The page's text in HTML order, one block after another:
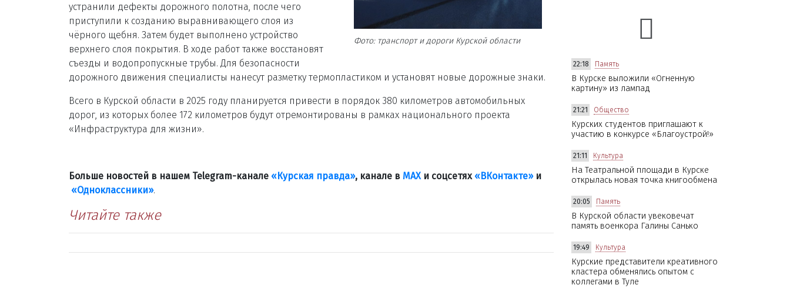
Фото: транспорт и дороги Курской области
устранили дефекты дорожного полотна, после чего
приступили к созданию выравнивающего слоя из
чёрного щебня. Затем будет выполнено устройство
верхнего слоя покрытия. В ходе работ также восстановят
съезды и водопропускные трубы. Для безопасности
дорожного движения специалисты нанесут разметку термопластиком и установят новые дорожные знаки.
Всего в Курской области в 2025 году планируется привести в порядок 380 километров автомобильных
дорог, из которых более 172 километров будут отремонтированы в рамках национального проекта
«Инфраструктура для жизни».
Больше новостей в нашем Telegram-канале «Курская правда», канале в МАХ и соцсетях «ВКонтакте»и
«Одноклассники».
Читайте также
22:18 Память
В Курске выложили «Огненную
картину» из лампад
21:21 Общество
Курских студентов приглашают к
участию в конкурсе «Благоустрой!»
21:11 Культура
На Театральной площади в Курске
открылась новая точка книгообмена
20:05 Память
В Курской области увековечат
память военкора Галины Санько
19:49 Культура
Курские представители креативного
кластера обменялись опытом с
коллегами в Туле